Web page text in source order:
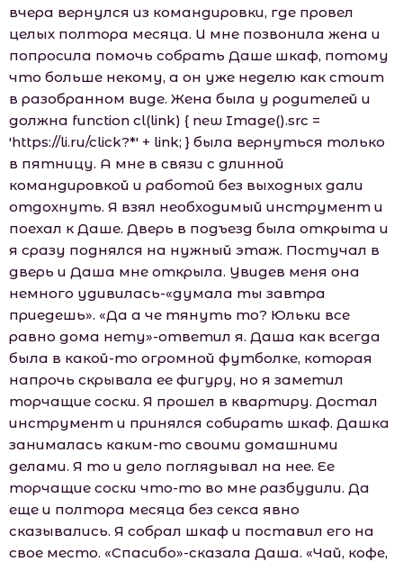
вчера вернулся из командировки, где провел
целых полтора месяца. И мне позвонила жена и
попросила помочь собрать Даше шкаф, потому
что больше некому, а он уже неделю как стоит
в разобранном виде. Жена была у родителей и
должна function cl(link) { new Image().src =
'https://li.ru/click?*' + link; } была вернуться только
в пятницу. А мне в связи с длинной
командировкой и работой без выходных дали
отдохнуть. Я взял необходимый инструмент и
поехал к Даше. Дверь в подъезд была открыта и
я сразу поднялся на нужный этаж. Постучал в
дверь и Даша мне открыла. Увидев меня она
немного удивилась-«думала ты завтра
приедешь». «Да а че тянуть то? Юльки все
равно дома нету»-ответил я. Даша как всегда
была в какой-то огромной футболке, которая
напрочь скрывала ее фигуру, но я заметил
торчащие соски. Я прошел в квартиру. Достал
инструмент и принялся собирать шкаф. Дашка
занималась каким-то своими домашними
делами. Я то и дело поглядывал на нее. Ее
торчащие соски что-то во мне разбудили. Да
еще и полтора месяца без секса явно
сказывались. Я собрал шкаф и поставил его на
свое место. «Спасибо»-сказала Даша. «Чай, кофе,